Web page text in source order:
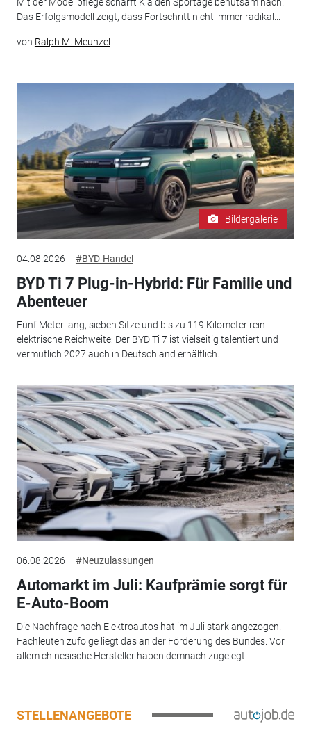
Mit der Modellpflege schärft Kia den Sportage behutsam nach.
Das Erfolgsmodell zeigt, dass Fortschritt nicht immer radikal...
von Ralph M. Meunzel
Bildergalerie
04.08.2026 #BYD-Handel
BYD Ti 7 Plug-in-Hybrid: Für Familie und
Abenteuer
Fünf Meter lang, sieben Sitze und bis zu 119 Kilometer rein
elektrische Reichweite: Der BYD Ti 7 ist vielseitig talentiert und
vermutlich 2027 auch in Deutschland erhältlich.
06.08.2026 #Neuzulassungen
Automarkt im Juli: Kaufprämie sorgt für
E-Auto-Boom
Die Nachfrage nach Elektroautos hat im Juli stark angezogen.
Fachleuten zufolge liegt das an der Förderung des Bundes. Vor
allem chinesische Hersteller haben demnach zugelegt.
STELLENANGEBOTE